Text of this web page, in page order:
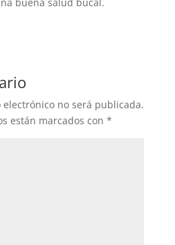
buena salud bucal.
no será publicada.
están marcados con *